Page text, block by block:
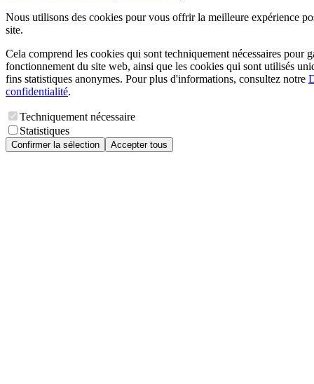
Nous utilisons des cookies pour vous offrir la meilleure expérience
site.
Cela comprend les cookies qui sont techniquement nécessaires pour
fonctionnement du site web, ainsi que les cookies qui sont utilisés
fins statistiques anonymes. Pour plus d'informations, consultez notre
confidentialité.
Techniquement nécessaire
Statistiques
Confirmer la sélection Accepter tous